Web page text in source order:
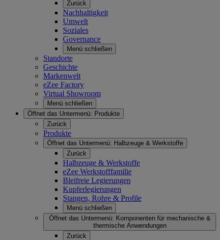
Zurück
Nachhaltigkeit
Umwelt
Soziales
Governance
Menü schließen
Standorte
Geschichte
Markenwelt
eZee Factory
Virtual Showroom
Menü schließen
Öffnet das Untermenü: Produkte
Zurück
Produkte
Öffnet das Untermenü: Halbzeuge & Werkstoffe
Zurück
Halbzeuge & Werkstoffe
eZee Werkstofffamilie
Bleifreie Legierungen
Kupferlegierungen
Stangen, Rohre & Profile
Menü schließen
Öffnet das Untermenü: Komponenten für mechanische &
thermische Anwendungen
Zurück